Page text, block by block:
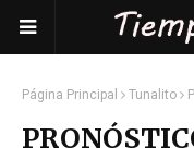
Página Principal Tunalito